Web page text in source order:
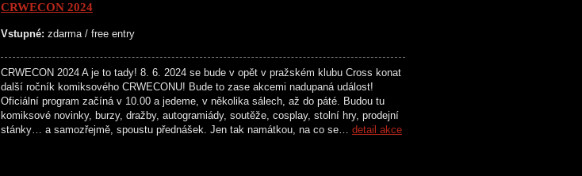
CRWECON 2024
Vstupné: zdarma / free entry
CRWECON 2024 A je to tady! 8. 6. 2024 se bude v opět v pražském klubu Cross konat
další ročník komiksového CRWECONU! Bude to zase akcemi nadupaná událost!
Oficiální program začíná v 10.00 a jedeme, v několika sálech, až do páté. Budou tu
komiksové novinky, burzy, dražby, autogramiády, soutěže, cosplay, stolní hry, prodejní
stánky… a samozřejmě, spoustu přednášek. Jen tak namátkou, na co se… detail akce